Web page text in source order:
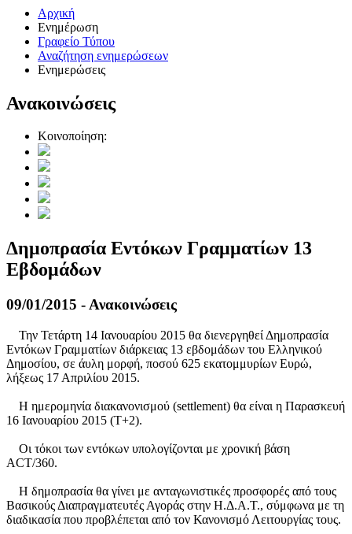
Αρχική
Ενημέρωση
Γραφείο Τύπου
Αναζήτηση ενημερώσεων
Ενημερώσεις
Ανακοινώσεις
Κοινοποίηση:
Δημοπρασία Εντόκων Γραμματίων 13
Εβδομάδων
09/01/2015 - Ανακοινώσεις
Την Τετάρτη 14 Ιανουαρίου 2015 θα διενεργηθεί Δημοπρασία
Εντόκων Γραμματίων διάρκειας 13 εβδομάδων του Ελληνικού
Δημοσίου, σε άυλη μορφή, ποσού 625 εκατομμυρίων Ευρώ,
λήξεως 17 Απριλίου 2015.
Η ημερομηνία διακανονισμού (settlement) θα είναι η Παρασκευή
16 Ιανουαρίου 2015 (Τ+2).
Οι τόκοι των εντόκων υπολογίζονται με χρονική βάση
ACT/360.
Η δημοπρασία θα γίνει με ανταγωνιστικές προσφορές από τους
Βασικούς Διαπραγματευτές Αγοράς στην Η.Δ.Α.Τ., σύμφωνα με τη
διαδικασία που προβλέπεται από τον Κανονισμό Λειτουργίας τους.